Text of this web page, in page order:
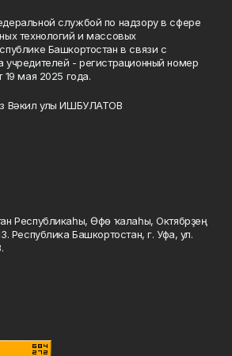
службой по надзору в сфере
технологий и массовых
Башкортостан в связи с
учредителей - регистрационный номер
мая 2025 года.
Вәкил улы ИШБУЛАТОВ
Республикаһы, Өфө ҡалаһы, Октябрҙең
Республика Башкортостан, г. Уфа, ул.